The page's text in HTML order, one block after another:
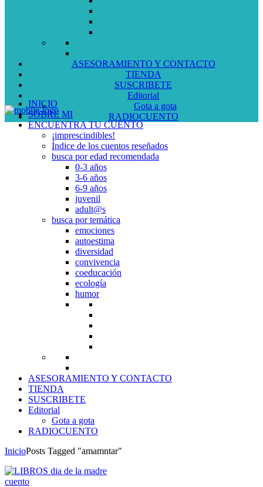
ASESORAMIENTO Y CONTACTO
TIENDA
SUSCRIBETE
Editorial
Gota a gota
RADIOCUENTO
INICIO
SOBRE MI
ENCUENTRA TU CUENTO
¡imprescindibles!
Índice de los cuentos reseñados
busca por edad recomendada
0-3 años
3-6 años
6-9 años
juvenil
adult@s
busca por temática
emociones
autoestima
diversidad
convivencia
coeducación
ecología
humor
ASESORAMIENTO Y CONTACTO
TIENDA
SUSCRIBETE
Editorial
Gota a gota
RADIOCUENTO
InicioPosts Tagged "amamntar"
cuento